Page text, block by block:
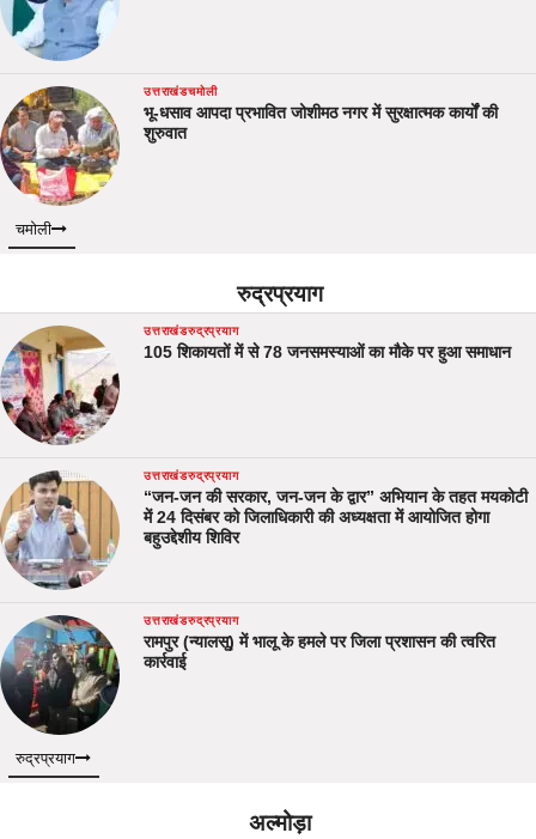
उत्तराखंडचमोली
भू-धसाव आपदा प्रभावित जोशीमठ नगर में सुरक्षात्मक कार्यों की
शुरुवात
चमोली
रुद्रप्रयाग
उत्तराखंडरुद्रप्रयाग
105 शिकायतों में से 78 जनसमस्याओं का मौके पर हुआ समाधान
उत्तराखंडरुद्रप्रयाग
“जन-जन की सरकार, जन-जन के द्वार” अभियान के तहत मयकोटी
में 24 दिसंबर को जिलाधिकारी की अध्यक्षता में आयोजित होगा
बहुउद्देशीय शिविर
उत्तराखंडरुद्रप्रयाग
रामपुर (न्यालसू) में भालू के हमले पर जिला प्रशासन की त्वरित
कार्रवाई
रुद्रप्रयाग
अल्मोड़ा